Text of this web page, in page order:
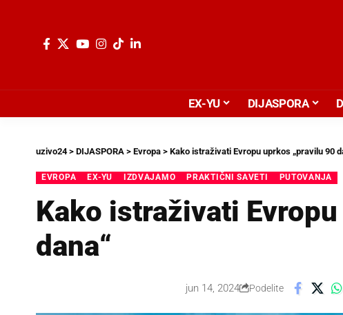
EX-YU DIJASPORA
uzivo24> DIJASPORA > Evropa > Kako istraživati Evropu uprkos „pravilu 90
EVROPA EX-YU IZDVAJAMO PRAKTIČNI SAVETI PUTOVANJA
Kako istraživati
dana“
jun 14, 2024 Podelite